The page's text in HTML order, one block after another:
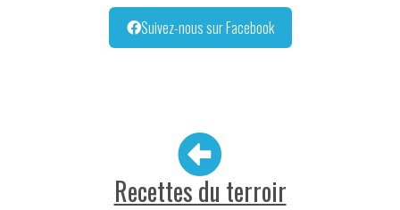
Suivez-nous sur Facebook
Recettes du terroir